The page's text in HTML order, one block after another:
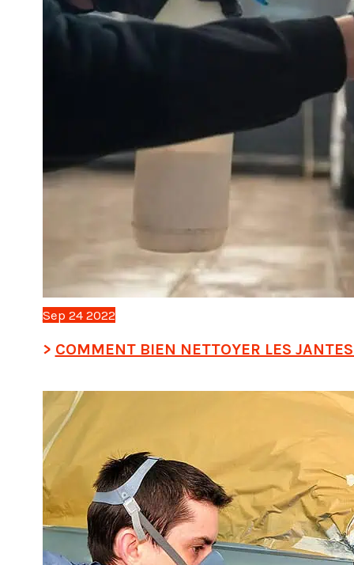
Sep 24 2022
COMMENT BIEN NETTOYER LES